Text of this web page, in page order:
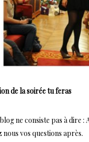
de la soirée tu feras
ne consiste pas à dire
vos questions après.